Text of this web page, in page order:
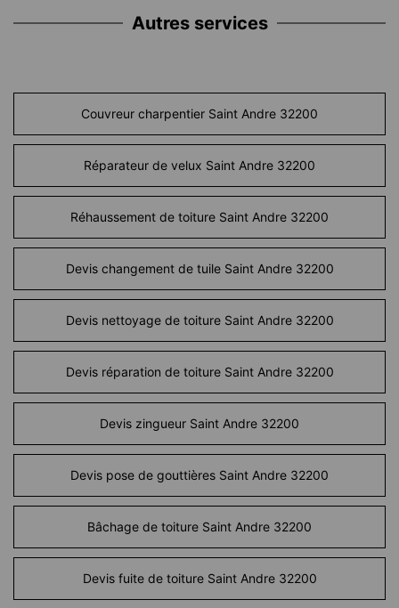
Autres services
Couvreur charpentier Saint Andre 32200
Réparateur de velux Saint Andre 32200
Réhaussement de toiture Saint Andre 32200
Devis changement de tuile Saint Andre 32200
Devis nettoyage de toiture Saint Andre 32200
Devis réparation de toiture Saint Andre 32200
Devis zingueur Saint Andre 32200
Devis pose de gouttières Saint Andre 32200
Bâchage de toiture Saint Andre 32200
Devis fuite de toiture Saint Andre 32200